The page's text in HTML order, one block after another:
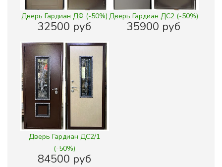
Дверь Гардиан ДФ (-50%)
32500 руб
Дверь Гардиан ДС2 (-50%)
35900 руб
Дверь Гардиан ДС2/1
(-50%)
84500 руб